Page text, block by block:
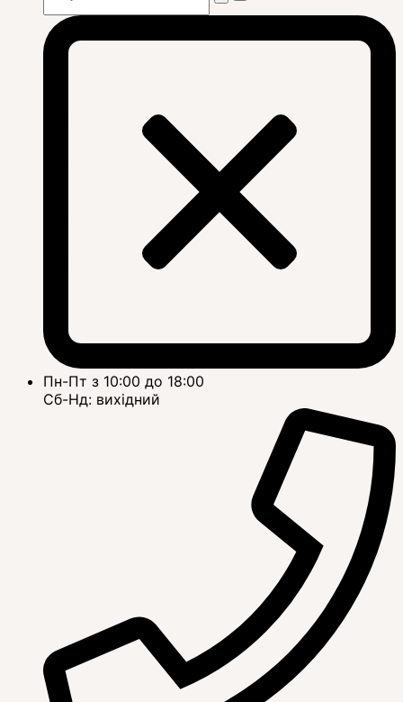
Пн-Пт з 10:00 до 18:00
Сб-Нд: вихідний